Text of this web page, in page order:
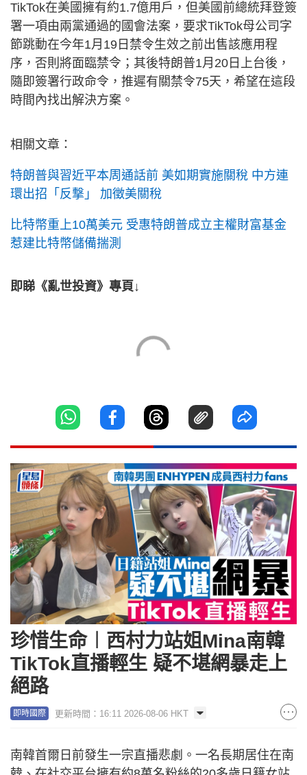
TikTok在美國擁有約1.7億用戶，但美國前總統拜登簽
署一項由兩黨通過的國會法案，要求TikTok母公司字
節跳動在今年1月19日禁令生效之前出售該應用程
序，否則將面臨禁令；其後特朗普1月20日上台後，
隨即簽署行政命令，推遲有關禁令75天，希望在這段
時間內找出解決方案。
相關文章：
特朗普與習近平本周通話前 美如期實施關稅 中方連
環出招「反撃」 加徵美關稅
比特幣重上10萬美元 受惠特朗普成立主權財富基金
惹建比特幣儲備揣測
即睇《亂世投資》專頁↓
珍惜生命︱西村力站姐Mina南韓
TikTok直播輕生 疑不堪網暴走上
絕路
即時國際 更新時間：16:11 2026-08-06 HKT
南韓首爾日前發生一宗直播悲劇。一名長期居住在南